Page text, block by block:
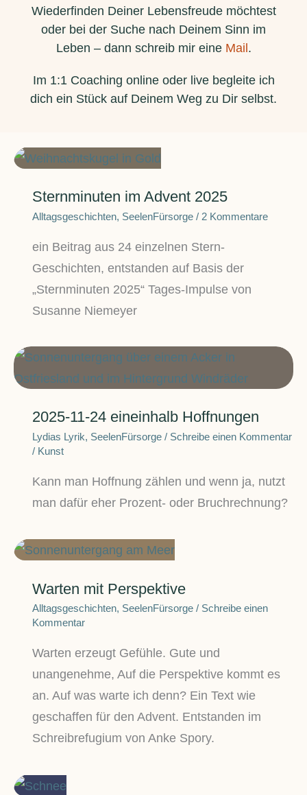
Wiederfinden Deiner Lebensfreude möchtest
oder bei der Suche nach Deinem Sinn im
Leben – dann schreib mir eine Mail.
Im 1:1 Coaching online oder live begleite ich
dich ein Stück auf Deinem Weg zu Dir selbst.
Sternminuten im Advent 2025
Alltagsgeschichten, SeelenFürsorge / 2 Kommentare
ein Beitrag aus 24 einzelnen Stern-
Geschichten, entstanden auf Basis der
„Sternminuten 2025“ Tages-Impulse von
Susanne Niemeyer
2025-11-24 eineinhalb Hoffnungen
Lydias Lyrik, SeelenFürsorge / Schreibe einen Kommentar
/ Kunst
Kann man Hoffnung zählen und wenn ja, nutzt
man dafür eher Prozent- oder Bruchrechnung?
Warten mit Perspektive
Alltagsgeschichten, SeelenFürsorge / Schreibe einen
Kommentar
Warten erzeugt Gefühle. Gute und
unangenehme, Auf die Perspektive kommt es
an. Auf was warte ich denn? Ein Text wie
geschaffen für den Advent. Entstanden im
Schreibrefugium von Anke Spory.